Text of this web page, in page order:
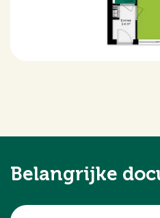
Belangrijke